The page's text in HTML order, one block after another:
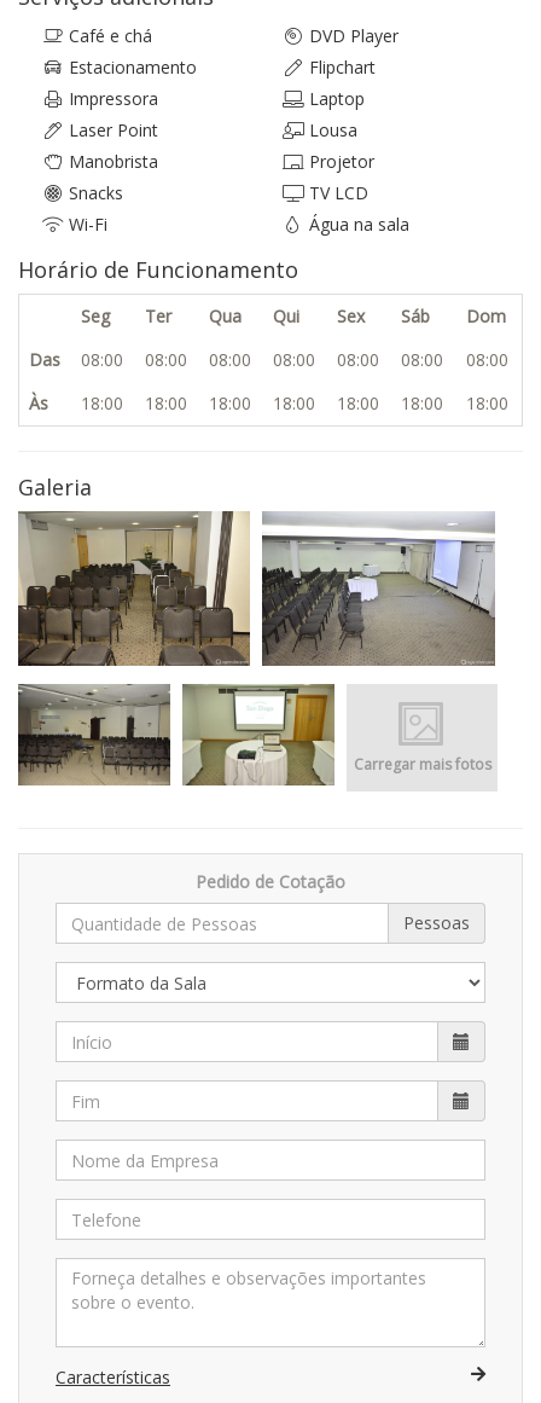
Café e chá
DVD Player
Estacionamento
Flipchart
Impressora
Laptop
Laser Point
Lousa
Manobrista
Projetor
Snacks
TV LCD
Wi-Fi
Água na sala
Horário de Funcionamento
Seg Ter Qua Qui Sex Sáb
Dom
Das
08:00 08:00 08:00 08:00 08:00 08:00
08:00
Às
18:00 18:00 18:00 18:00 18:00 18:00 18:00
Galeria
Carregar mais fotos
Pedido de Cotação
Pessoas
Características